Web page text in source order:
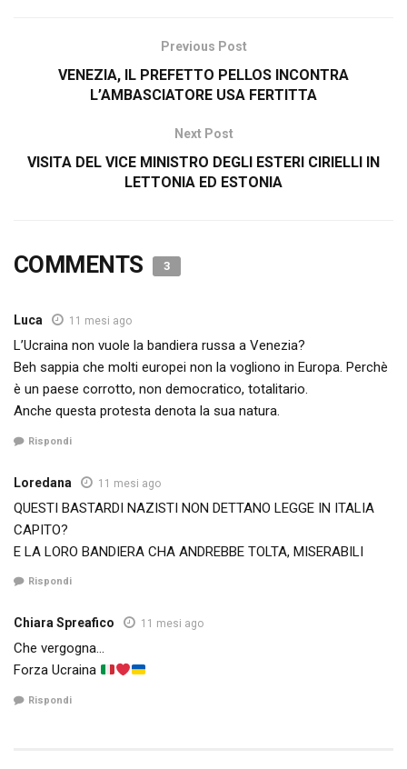
Previous Post
VENEZIA, IL PREFETTO PELLOS INCONTRA
L’AMBASCIATORE USA FERTITTA
Next Post
VISITA DEL VICE MINISTRO DEGLI ESTERI CIRIELLI IN
LETTONIA ED ESTONIA
COMMENTS 3
Luca 11 mesi ago
L’Ucraina non vuole la bandiera russa a Venezia?
Beh sappia che molti europei non la vogliono in Europa. Perchè
è un paese corrotto, non democratico, totalitario.
Anche questa protesta denota la sua natura.
Rispondi
Loredana 11 mesi ago
QUESTI BASTARDI NAZISTI NON DETTANO LEGGE IN ITALIA
CAPITO?
E LA LORO BANDIERA CHA ANDREBBE TOLTA, MISERABILI
Rispondi
Chiara Spreafico 11 mesi ago
Che vergogna…
Forza Ucraina
Rispondi